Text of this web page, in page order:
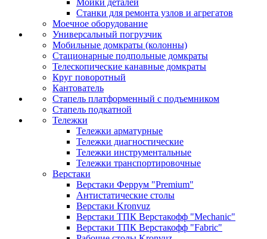
Мойки деталей
Станки для ремонта узлов и агрегатов
Моечное оборудование
Универсальный погрузчик
Мобильные домкраты (колонны)
Стационарные подпольные домкраты
Телескопические канавные домкраты
Круг поворотный
Кантователь
Стапель платформенный с подъемником
Стапель подкатной
Тележки
Тележки арматурные
Тележки диагностические
Тележки инструментальные
Тележки транспортировочные
Верстаки
Верстаки Феррум "Premium"
Антистатические столы
Верстаки Kronvuz
Верстаки ТПК Верстакофф "Mechanic"
Верстаки ТПК Верстакофф "Fabric"